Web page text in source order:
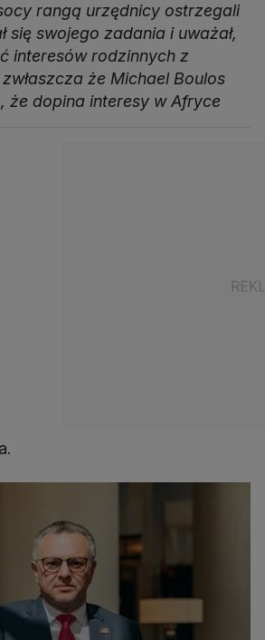
rangą urzędnicy ostrzegali
się swojego zadania i uważał,
interesów rodzinnych z
że Michael Boulos
że dopina interesy w Afryce